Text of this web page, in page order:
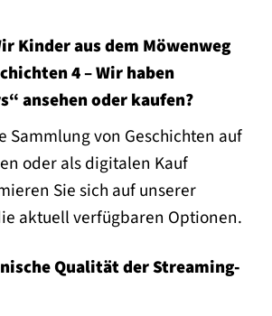
Kinder aus dem Möwenweg
4 – Wir haben
ansehen oder kaufen?
Sammlung von Geschichten auf
oder als digitalen Kauf
Sie sich auf unserer
aktuell verfügbaren Optionen.
Qualität der Streaming-